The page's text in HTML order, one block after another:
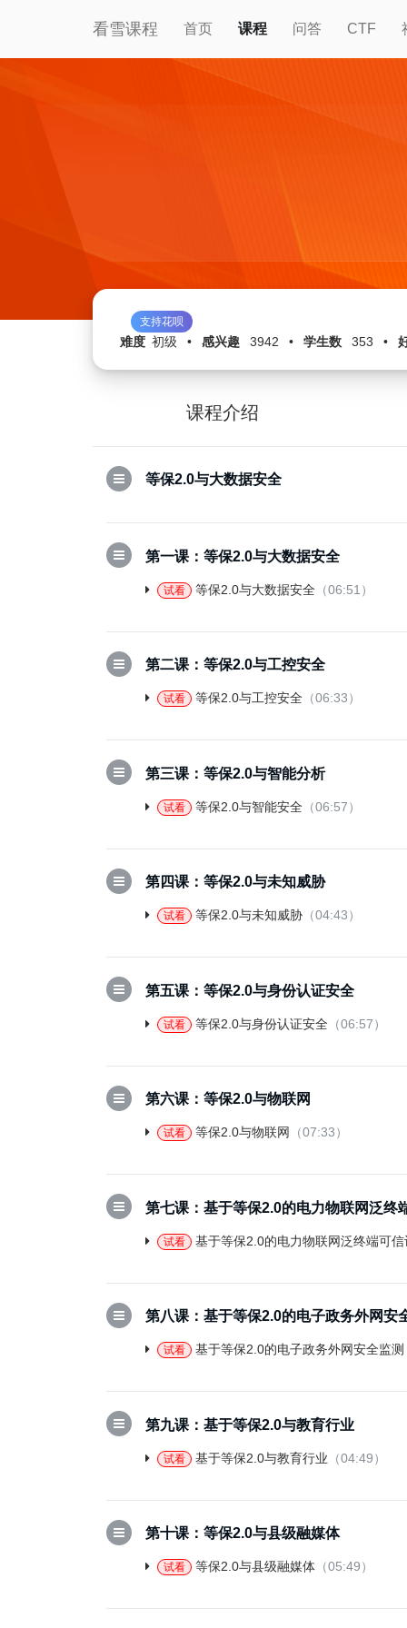
看雪课程 首页 课程 问答 CTF
支持花呗
难度 初级 • 感兴趣 3942 • 学生数 353 •
课程介绍
等保2.0与大数据安全
第一课：等保2.0与大数据安全
试看 等保2.0与大数据安全 （06:51）
第二课：等保2.0与工控安全
试看 等保2.0与工控安全 （06:33）
第三课：等保2.0与智能分析
试看 等保2.0与智能安全 （06:57）
第四课：等保2.0与未知威胁
试看 等保2.0与未知威胁 （04:43）
第五课：等保2.0与身份认证安全
试看 等保2.0与身份认证安全 （06:57）
第六课：等保2.0与物联网
试看 等保2.0与物联网 （07:33）
第七课：基于等保2.0的电力物联网泛终
试看 基于等保2.0的电力物联网泛终端可信
第八课：基于等保2.0的电子政务外网安
试看 基于等保2.0的电子政务外网安全监测
第九课：基于等保2.0与教育行业
试看 基于等保2.0与教育行业 （04:49）
第十课：等保2.0与县级融媒体
试看 等保2.0与县级融媒体 （05:49）